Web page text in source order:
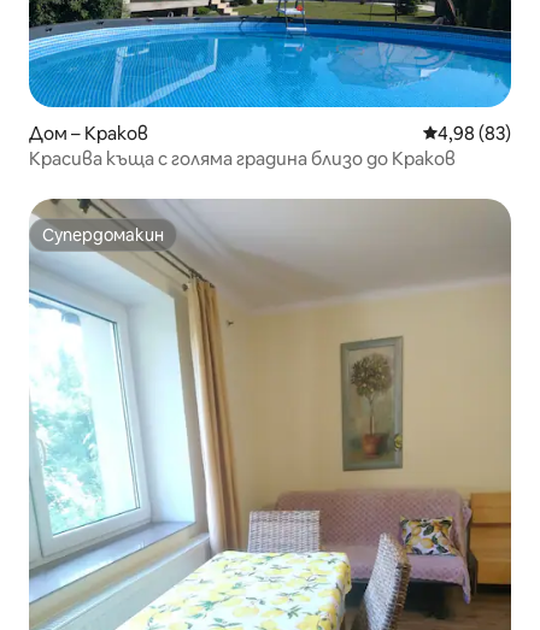
Дом – Краков Средна
4,98 (83)
Красива къща с голяма градина близо до Краков
Супердомакин
Супердомакин